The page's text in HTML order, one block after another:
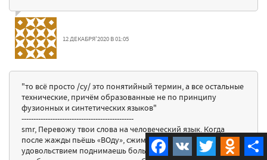
12 ДЕКАБРЯ'2020 В 01:05
"то всё просто /су/ это понятийный термин, а все остальные
технические, причём образованные не по принципу
фузионных и синтетических языков"
-----------------------------------------------
smr, Перевожу твои слова на человеческий язык. Когда
после жажды пьёшь «ВОду», сжимаешь пятерну в кулак и с
удовольствием поднимаешь большой палец. Хочешь кого –
Facebook
VK Twitter